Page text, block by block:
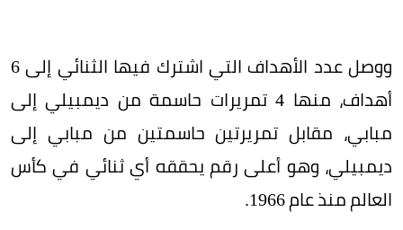
ووصل عدد الأهداف التي اشترك فيها الثنائي إلى 6
أهداف، منها 4 تمريرات حاسمة من ديمبيلي إلى
مبابي، مقابل تمريرتين حاسمتين من مبابي إلى
ديمبيلي، وهو أعلى رقم يحققه أي ثنائي في كأس
العالم منذ عام 1966.